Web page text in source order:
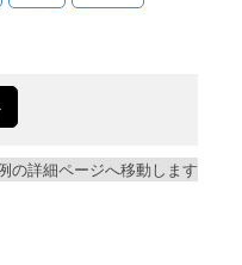
の詳細ページへ移動します